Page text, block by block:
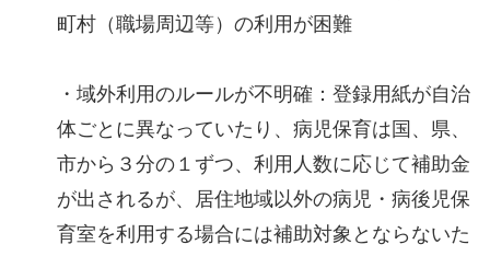
町村（職場周辺等）の利用が困難
・域外利用のルールが不明確：登録用紙が自治
体ごとに異なっていたり、病児保育は国、県、
市から３分の１ずつ、利用人数に応じて補助金
が出されるが、居住地域以外の病児・病後児保
育室を利用する場合には補助対象とならないた